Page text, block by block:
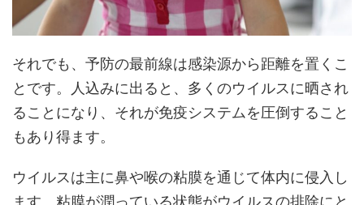
それでも、予防の最前線は感染源から距離を置くこ
とです。人込みに出ると、多くのウイルスに晒され
ることになり、それが免疫システムを圧倒すること
もあり得ます。
ウイルスは主に鼻や喉の粘膜を通じて体内に侵入し
ます。粘膜が潤っている状態がウイルスの排除にと